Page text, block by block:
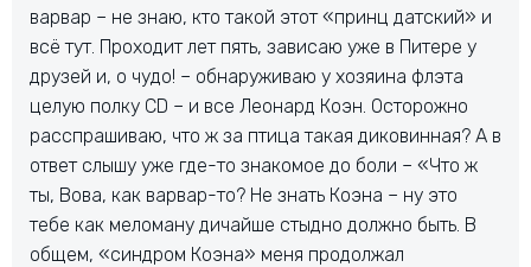
варвар – не знаю, кто такой этот «принц датский» и
всё тут. Проходит лет пять, зависаю уже в Питере у
друзей и, о чудо! – обнаруживаю у хозяина флэта
целую полку CD – и все Леонард Коэн. Осторожно
расспрашиваю, что ж за птица такая диковинная? А в
ответ слышу уже где-то знакомое до боли – «Что ж
ты, Вова, как варвар-то? Не знать Коэна – ну это
тебе как меломану дичайше стыдно должно быть. В
общем, «синдром Коэна» меня продолжал